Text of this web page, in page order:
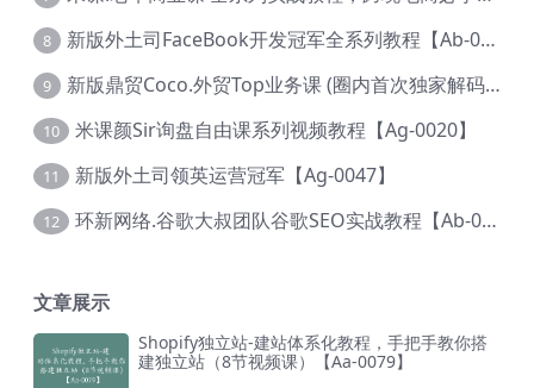
8 新版外土司FaceBook开发冠军全系列教程【Ab-0021】
9 新版鼎贸Coco.外贸Top业务课 (圈内首次独家解码|460节课)【Ag-0091】
10 米课颜Sir询盘自由课系列视频教程【Ag-0020】
11 新版外土司领英运营冠军【Ag-0047】
12 环新网络.谷歌大叔团队谷歌SEO实战教程【Ab-0024】
文章展示
Shopify独立站-建站体系化教程，手把手教你搭
建独立站（8节视频课）【Aa-0079】